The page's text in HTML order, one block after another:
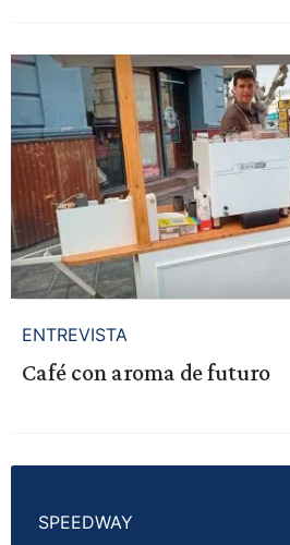
ENTREVISTA
Café con aroma de futuro
SPEEDWAY